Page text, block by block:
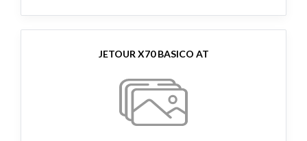
JETOUR X70 BASICO AT